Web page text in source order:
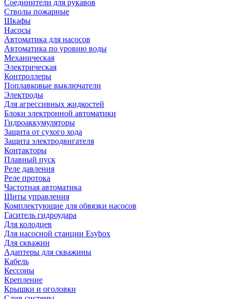
Соединители для рукавов
Стволы пожарные
Шкафы
Насосы
Автоматика для насосов
Автоматика по уровню воды
Механическая
Электрическая
Контроллеры
Поплавковые выключатели
Электроды
Для агрессивных жидкостей
Блоки электронной автоматики
Гидроаккумуляторы
Защита от сухого хода
Защита электродвигателя
Контакторы
Плавный пуск
Реле давления
Реле протока
Частотная автоматика
Щиты управления
Комплектующие для обвязки насосов
Гаситель гидроудара
Для колодцев
Для насосной станции Esybox
Для скважин
Адаптеры для скважины
Кабель
Кессоны
Крепление
Крышки и оголовки